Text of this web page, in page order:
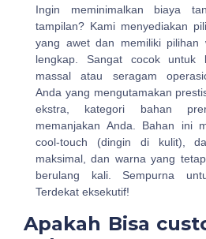
Ingin meminimalkan biaya
tampilan? Kami menyediakan
yang awet dan memiliki pilihan
lengkap. Sangat cocok untuk
massal atau seragam
Anda yang mengutamakan
ekstra, kategori bahan
memanjakan Anda. Bahan ini
cool-touch (dingin di kulit),
maksimal, dan warna yang
berulang kali. Sempurna
Terdekat eksekutif!
Apakah Bisa